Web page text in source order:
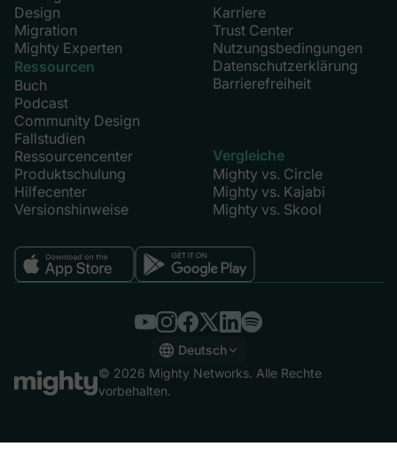
Design
Migration
Mighty Experten
Ressourcen
Buch
Podcast
Community Design
Fallstudien
Ressourcencenter
Produktschulung
Hilfecenter
Versionshinweise
Karriere
Trust Center
Nutzungsbedingungen
Datenschutzerklärung
Barrierefreiheit
Vergleiche
Mighty vs. Circle
Mighty vs. Kajabi
Mighty vs. Skool
Deutsch
English
Español
© 2026 Mighty Networks. Alle Rechte
vorbehalten.